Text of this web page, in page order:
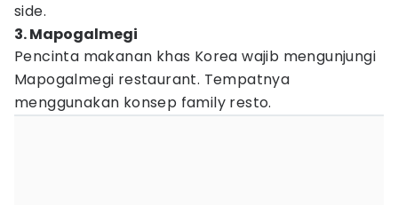
side.
3. Mapogalmegi
Pencinta makanan khas Korea wajib mengunjungi
Mapogalmegi restaurant. Tempatnya
menggunakan konsep family resto.